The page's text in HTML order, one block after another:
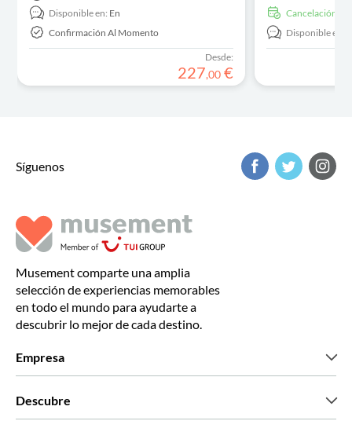
Disponible en: En
Confirmación Al Momento
Desde:
227,00 €
cancelación
Disponible en:
Síguenos
Musement comparte una amplia
selección de experiencias memorables
en todo el mundo para ayudarte a
descubrir lo mejor de cada destino.
Empresa
Descubre